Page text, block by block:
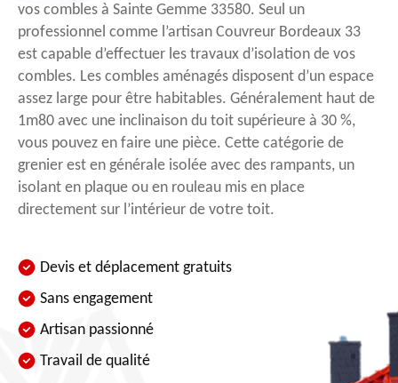
vos combles à Sainte Gemme 33580. Seul un
professionnel comme l’artisan Couvreur Bordeaux 33
est capable d’effectuer les travaux d’isolation de vos
combles. Les combles aménagés disposent d’un espace
assez large pour être habitables. Généralement haut de
1m80 avec une inclinaison du toit supérieure à 30 %,
vous pouvez en faire une pièce. Cette catégorie de
grenier est en générale isolée avec des rampants, un
isolant en plaque ou en rouleau mis en place
directement sur l’intérieur de votre toit.
Devis et déplacement gratuits
Sans engagement
Artisan passionné
Travail de qualité